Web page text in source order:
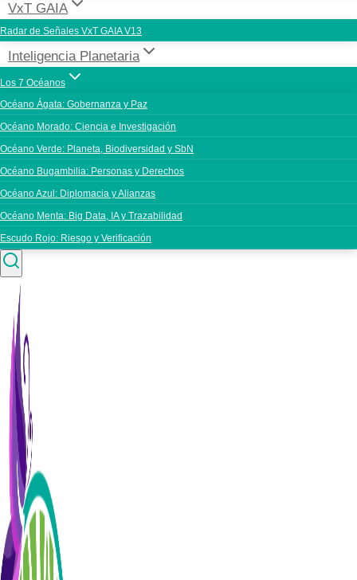
VxT GAIA
Radar de Señales VxT GAIA V13
Inteligencia Planetaria
Los 7 Océanos
Océano Ágata: Gobernanza y Paz
Océano Morado: Ciencia e Investigación
Océano Verde: Planeta, Biodiversidad y SbN
Océano Bugambilia: Personas y Derechos
Océano Azul: Diplomacia y Alianzas
Océano Menta: Big Data, IA y Trazabilidad
Escudo Rojo: Riesgo y Verificación